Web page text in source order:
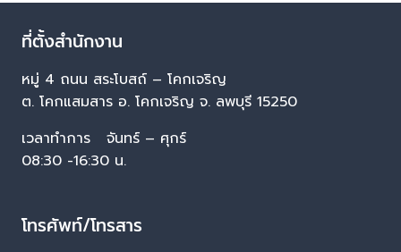
ที่ตั้งสำนักงาน
หมู่ 4 ถนน สระโบสถ์ – โคกเจริญ
ต. โคกแสมสาร อ. โคกเจริญ จ. ลพบุรี 15250
เวลาทำการ จันทร์ – ศุกร์
08:30 -16:30 น.
โทรศัพท์/โทรสาร